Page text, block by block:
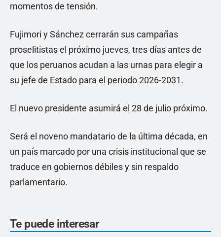
momentos de tensión.
Fujimori y Sánchez cerrarán sus campañas
proselitistas el próximo jueves, tres días antes de
que los peruanos acudan a las urnas para elegir a
su jefe de Estado para el periodo 2026-2031.
El nuevo presidente asumirá el 28 de julio próximo.
Será el noveno mandatario de la última década, en
un país marcado por una crisis institucional que se
traduce en gobiernos débiles y sin respaldo
parlamentario.
Te puede interesar